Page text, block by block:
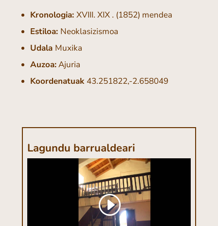
Kronologia: XVIII. XIX . (1852) mendea
Estiloa: Neoklasizismoa
Udala Muxika
Auzoa:Ajuria
Koordenatuak 43.251822,-2.658049
Lagundu barrualdeari